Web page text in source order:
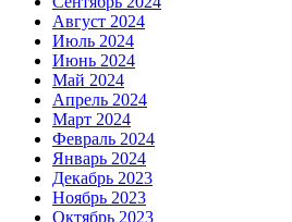
Август 2024
Июль 2024
Июнь 2024
Май 2024
Апрель 2024
Март 2024
Февраль 2024
Январь 2024
Декабрь 2023
Ноябрь 2023
Октябрь 2023